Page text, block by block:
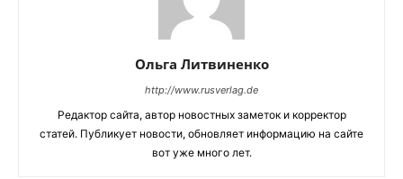
Ольга Литвиненко
http://www.rusverlag.de
Редактор сайта, автор новостных заметок и корректор
статей. Публикует новости, обновляет информацию на сайте
вот уже много лет.